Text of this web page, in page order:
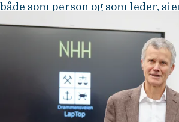
både som person og som leder,